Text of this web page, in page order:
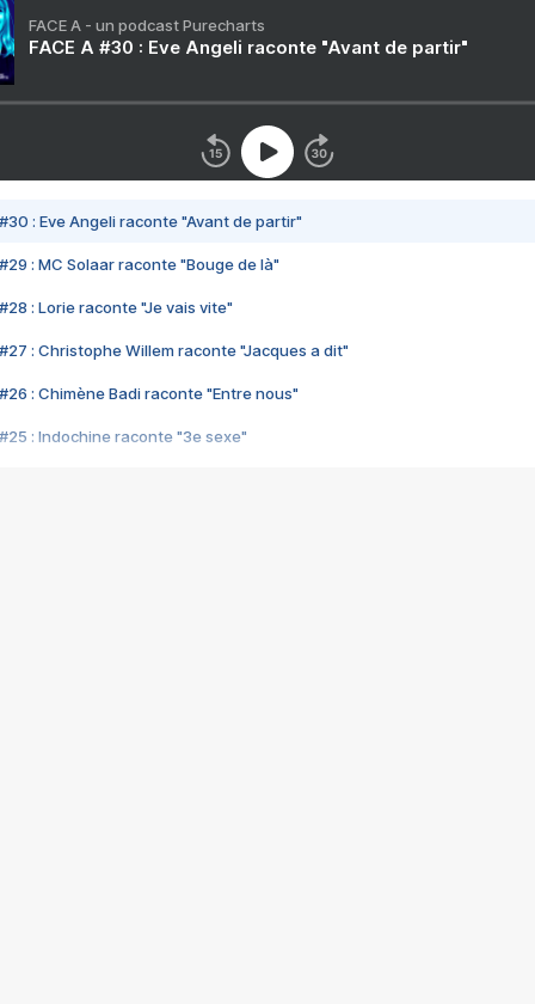
FACE A - un podcast Purecharts
FACE A #30 : Eve Angeli raconte "Avant de partir"
#30 : Eve Angeli raconte "Avant de partir"
#29 : MC Solaar raconte "Bouge de là"
#28 : Lorie raconte "Je vais vite"
#27 : Christophe Willem raconte "Jacques a dit"
#26 : Chimène Badi raconte "Entre nous"
#25 : Indochine raconte "3e sexe"